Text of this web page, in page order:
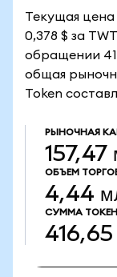
Текущая цена
0,378 $ за
обращении
общая
Token
РЫНОЧНАЯ
157,47
ОБЪЕМ
4,44
СУММА
416,65